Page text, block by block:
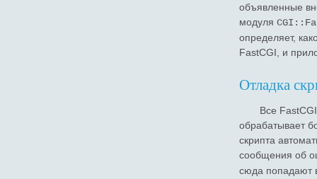
объявленные
модуля
определяет,
FastCGI, и
Отладка
Все
обрабатывает
скрипта
сообщения об
сюда попадают